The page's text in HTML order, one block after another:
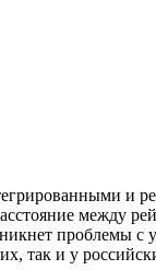
и
проблемы с
так и у